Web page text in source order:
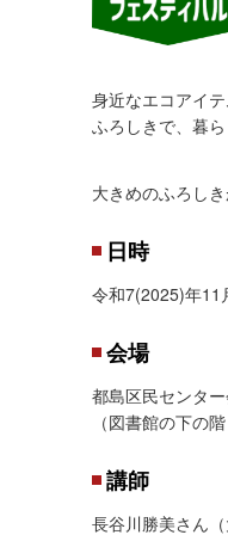
身近なエコアイ
ふろしきで、暮
大きめのふろし
日時
令和7(2025)年
会場
都島区民センタ
（図書館の下の
講師
長谷川勝美さん